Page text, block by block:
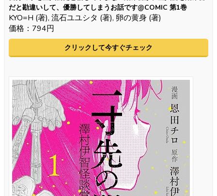
だと勘違いして、優勝してしまうお話です@COMIC 第1巻
KYO=H (著), 流石ユユシタ (著), 卵の黄身 (著)
価格：794円
クリックして今すぐチェック